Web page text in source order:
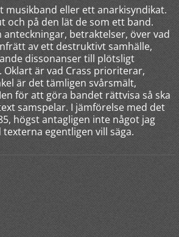
musikband eller ett anarkisyndikat.
och på den lät de som ett band.
betraktelser, över vad
av ett destruktivt samhälle,
dissonanser till plötsligt
Oklart är vad Crass prioriterar,
är det tämligen svårsmält,
för att göra bandet rättvisa så ska
samspelar. I jämförelse med det
högst antagligen inte något jag
egentligen vill säga.